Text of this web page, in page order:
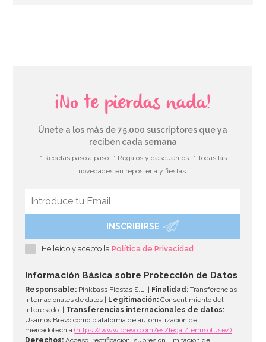
Nordic Ware Jubilee Bundt Pan
AÑADIR
¡No te pierdas nada!
Únete a los más de 75.000 suscriptores que ya
reciben cada semana
* Recetas paso a paso * Regalos y descuentos
* Todas las
novedades en repostería y fiestas
INSCRIBIRSE
He leído y acepto laPolítica de Privacidad
Información Básica sobre Protección de Datos
Responsable: Pinkbass Fiestas S.L. | Finalidad: Transferencias
internacionales de datos |
Legitimación: Consentimiento del
interesado. | Transferencias internacionales de datos:
Usamos Brevo como plataforma de automatización de
mercadotecnia(https://www.brevo.com/es/legal/termsofuse/). |
Derechos: Acceso, rectificación, supresión, limitación de